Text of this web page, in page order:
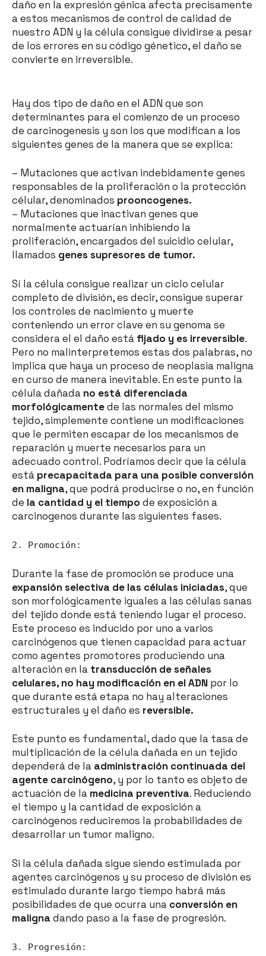
daño en la expresión génica afecta precisamente
a estos mecanismos de control de calidad de
nuestro ADN y la célula consigue dividirse a pesar
de los errores en su código génetico, el daño se
convierte en irreversible.
Hay dos tipo de daño en el ADN que son
determinantes para el comienzo de un proceso
de carcinogenesis y son los que modifican a los
siguientes genes de la manera que se explica:
– Mutaciones que activan indebidamente genes
responsables de la proliferación o la protección
célular, denominados prooncogenes.
– Mutaciones que inactivan genes que
normalmente actuarían inhibiendo la
proliferación, encargados del suicidio celular,
llamados genes supresores de tumor.
Sí la célula consigue realizar un ciclo celular
completo de división, es decir, consigue superar
los controles de nacimiento y muerte
conteniendo un error clave en su genoma se
considera el el daño está fijado y es irreversible.
Pero no malinterpretemos estas dos palabras, no
implica que haya un proceso de neoplasia maligna
en curso de manera inevitable. En este punto la
célula dañada no está diferenciada
morfológicamentede las normales del mismo
tejido, simplemente contiene un modificaciones
que le permiten escapar de los mecanismos de
reparación y muerte necesarios para un
adecuado control. Podríamos decir que la célula
está precapacitada para una posible conversión
en maligna, que podrá producirse o no, en función
de la cantidad y el tiempo de exposición a
carcinogenos durante las siguientes fases.
2. Promoción:
Durante la fase de promoción se produce una
expansión selectiva de las células iniciadas, que
son morfológicamente iguales a las células sanas
del tejido donde está teniendo lugar el proceso.
Este proceso es inducido por uno a varios
carcinógenos que tienen capacidad para actuar
como agentes promotores produciendo una
alteración en la transducción de señales
celulares, no hay modificación en el ADN por lo
que durante está etapa no hay alteraciones
estructurales y el daño es reversible.
Este punto es fundamental, dado que la tasa de
multiplicación de la célula dañada en un tejido
dependerá de la administración continuada del
agente carcinógeno, y por lo tanto es objeto de
actuación de la medicina preventiva. Reduciendo
el tiempo y la cantidad de exposición a
carcinógenos reduciremos la probabilidades de
desarrollar un tumor maligno.
Si la célula dañada sigue siendo estimulada por
agentes carcinógenos y su proceso de división es
estimulado durante largo tiempo habrá más
posibilidades de que ocurra una conversión en
maligna dando paso a la fase de progresión.
3. Progresión: